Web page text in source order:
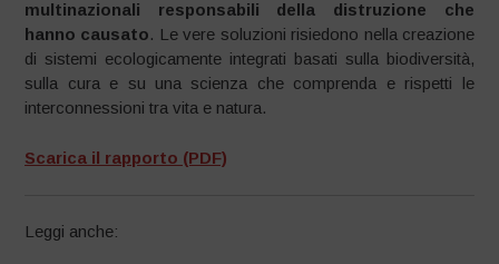
multinazionali responsabili della distruzione che
hanno causato. Le vere soluzioni risiedono nella creazione
di sistemi ecologicamente integrati basati sulla biodiversità,
sulla cura e su una scienza che comprenda e rispetti le
interconnessioni tra vita e natura.
Scarica il rapporto (PDF)
Leggi anche: